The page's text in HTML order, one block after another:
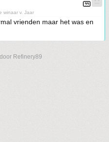
winaar v. Jaar
vrienden maar het was en
Refinery89